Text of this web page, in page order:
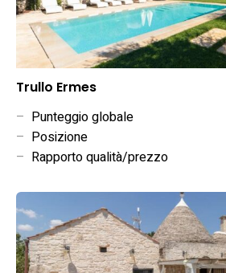
Trullo Ermes
– Punteggio globale
– Posizione
– Rapporto qualità/prezzo